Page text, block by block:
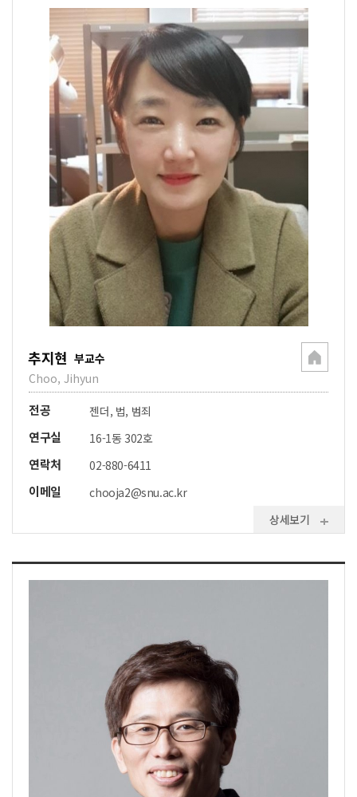
추지현 부교수
Choo, Jihyun
전공 젠더, 법, 범죄
연구실 16-1동 302호
연락처 02-880-6411
이메일
chooja2@snu.ac.kr
상세보기